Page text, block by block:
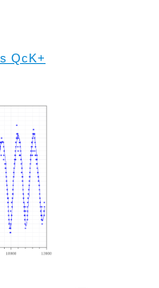
QcK+